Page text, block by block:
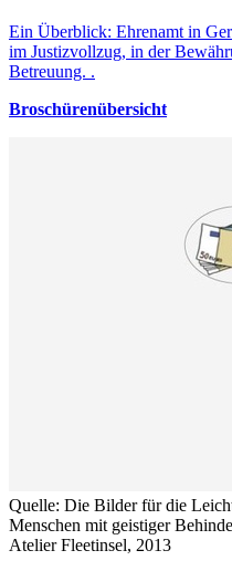
Ein Überblick: Ehrenamt in
im Justizvollzug, in der
Betreuung. .
Broschürenübersicht
Quelle: Die Bilder für die
Menschen mit geistiger
Atelier Fleetinsel, 2013